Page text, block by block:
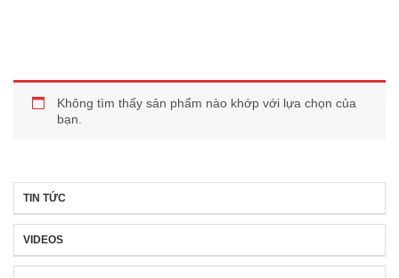
Không tìm thấy sản phẩm nào khớp với lựa chọn của
bạn.
TIN TỨC
VIDEOS